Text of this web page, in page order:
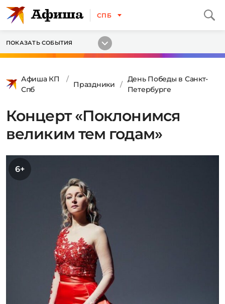
СПБ
ПОКАЗАТЬ СОБЫТИЯ
Афиша КП
Спб
Праздники
День Победы в Санкт-
Петербурге
Концерт «Поклонимся
великим тем годам»
6+